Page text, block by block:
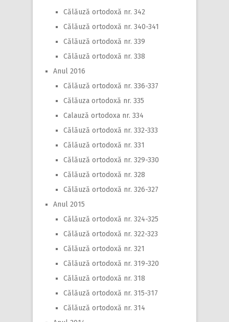
Călăuză ortodoxă nr. 342
Călăuză ortodoxă nr. 340-341
Călăuză ortodoxă nr. 339
Călăuză ortodoxă nr. 338
Anul 2016
Călăuză ortodoxă nr. 336-337
Călăuza ortodoxă nr. 335
Calauză ortodoxa nr. 334
Călăuză ortodoxă nr. 332-333
Călăuză ortodoxă nr. 331
Călăuză ortodoxă nr. 329-330
Călăuză ortodoxă nr. 328
Călăuză ortodoxă nr. 326-327
Anul 2015
Călăuză ortodoxă nr. 324-325
Călăuză ortodoxă nr. 322-323
Călăuză ortodoxă nr. 321
Călăuză ortodoxă nr. 319-320
Călăuză ortodoxă nr. 318
Călăuză ortodoxă nr. 315-317
Călăuză ortodoxă nr. 314